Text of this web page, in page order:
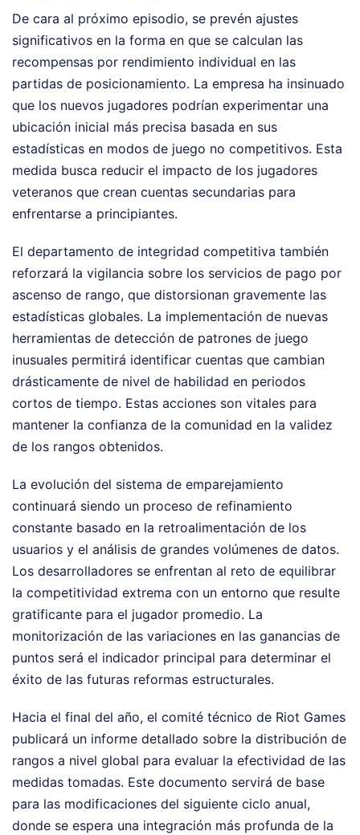
De cara al próximo episodio, se prevén ajustes
significativos en la forma en que se calculan las
recompensas por rendimiento individual en las
partidas de posicionamiento. La empresa ha insinuado
que los nuevos jugadores podrían experimentar una
ubicación inicial más precisa basada en sus
estadísticas en modos de juego no competitivos. Esta
medida busca reducir el impacto de los jugadores
veteranos que crean cuentas secundarias para
enfrentarse a principiantes.
El departamento de integridad competitiva también
reforzará la vigilancia sobre los servicios de pago por
ascenso de rango, que distorsionan gravemente las
estadísticas globales. La implementación de nuevas
herramientas de detección de patrones de juego
inusuales permitirá identificar cuentas que cambian
drásticamente de nivel de habilidad en periodos
cortos de tiempo. Estas acciones son vitales para
mantener la confianza de la comunidad en la validez
de los rangos obtenidos.
La evolución del sistema de emparejamiento
continuará siendo un proceso de refinamiento
constante basado en la retroalimentación de los
usuarios y el análisis de grandes volúmenes de datos.
Los desarrolladores se enfrentan al reto de equilibrar
la competitividad extrema con un entorno que resulte
gratificante para el jugador promedio. La
monitorización de las variaciones en las ganancias de
puntos será el indicador principal para determinar el
éxito de las futuras reformas estructurales.
Hacia el final del año, el comité técnico de Riot Games
publicará un informe detallado sobre la distribución de
rangos a nivel global para evaluar la efectividad de las
medidas tomadas. Este documento servirá de base
para las modificaciones del siguiente ciclo anual,
donde se espera una integración más profunda de la